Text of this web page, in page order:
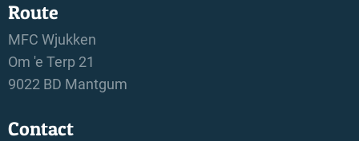
Route
MFC Wjukken
Om 'e Terp 21
9022 BD Mantgum
Contact